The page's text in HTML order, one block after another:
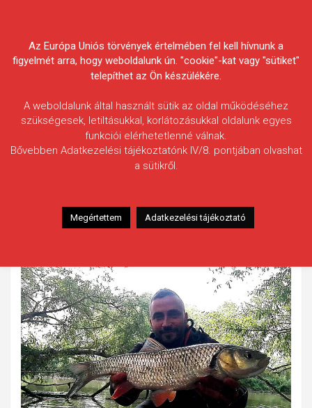
Egyesületek Szövetsége
Hornok Ádám
Halfaj: Domolykó
Fogott hal adatai: 2 kg (becsült)
Az Európa Uniós törvények értelmében fel kell hívnunk a
figyelmét arra, hogy weboldalunk ún. "cookie"-kat vagy "sütiket"
telepíthet az Ön készülékére.
A weboldalunk által használt sütik az oldal működéséhez
szükségesek, letiltásukkal, korlátozásukkal oldalunk egyes
funkciói elérhetetlenné válnak.
Bővebben Adatkezelési tájékoztatónk IV/8. pontjában olvashat
a sütikről.
Megértettem Adatkezelési tájékoztató